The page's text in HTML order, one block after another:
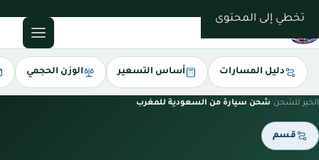
تخطي إلى المحتوى
دليل المسارات أساس التسعير الوزن الحجمي
الخير للشحن/شحن سيارة من السعودية للمغرب
قسم